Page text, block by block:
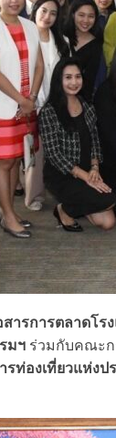
การตลาดโรง
มฯ ร่วมกับคณะก
ท่องเที่ยวแห่งป